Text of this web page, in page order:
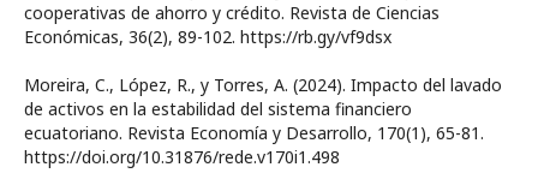
cooperativas de ahorro y crédito. Revista de Ciencias
Económicas, 36(2), 89-102. https://rb.gy/vf9dsx
Moreira, C., López, R., y Torres, A. (2024). Impacto del lavado
de activos en la estabilidad del sistema financiero
ecuatoriano. Revista Economía y Desarrollo, 170(1), 65-81.
https://doi.org/10.31876/rede.v170i1.498